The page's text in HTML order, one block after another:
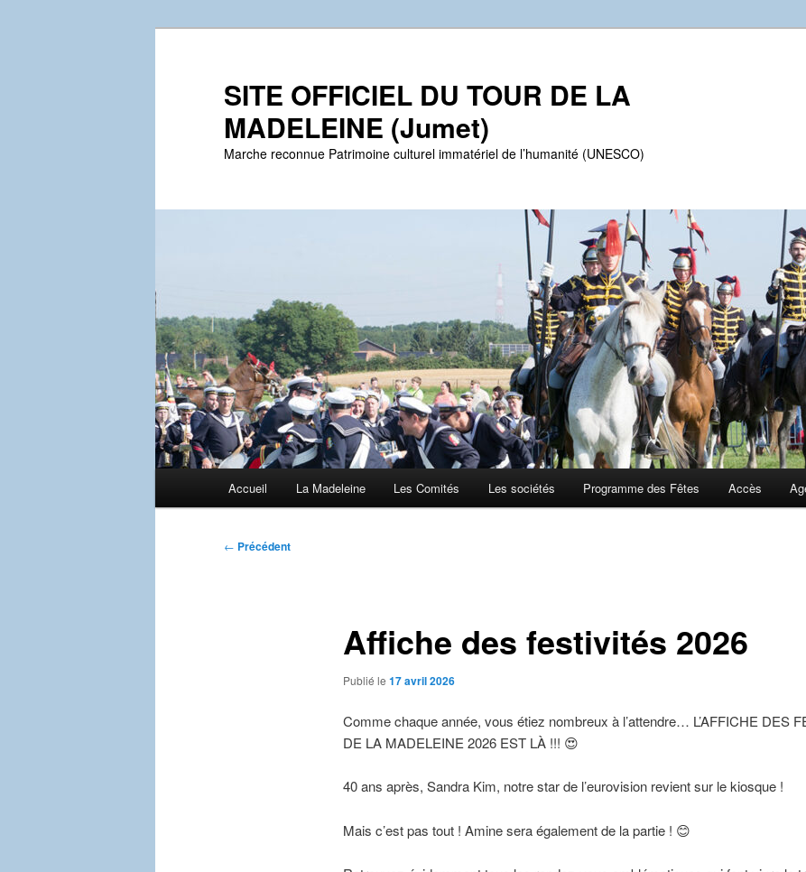
SITE OFFICIEL DU TOUR DE LA
MADELEINE (Jumet)
Marche reconnue Patrimoine culturel immatériel de l’humanité (UNESCO)
Accueil La Madeleine Les Comités Les sociétés Programme des Fêtes Accès
Navigation
← Précédent
Affiche des festivités 2026
Publié le 17 avril 2026
Comme chaque année, vous étiez nombreux à l’attendre… L’AFFICHE DES
DE LA MADELEINE 2026 EST LÀ !!! 😍
40 ans après, Sandra Kim, notre star de l’eurovision revient sur le kiosque !
Mais c’est pas tout ! Amine sera également de la partie ! 😊